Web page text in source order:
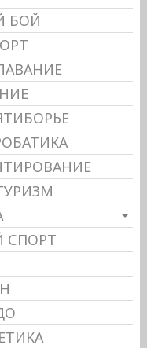
БОЙ
СПОРТ